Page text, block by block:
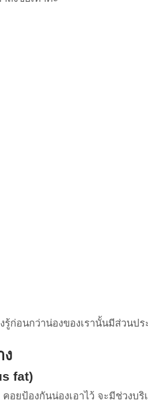
ก่อนกว่าน่องของเรานั้นมีส่วนปร
ง
fat)
อยป้องกันน่องเอาไว้ จะมีช่วง